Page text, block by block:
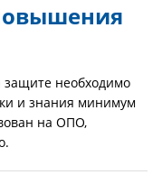
необходимо
и знания минимум
на ОПО,